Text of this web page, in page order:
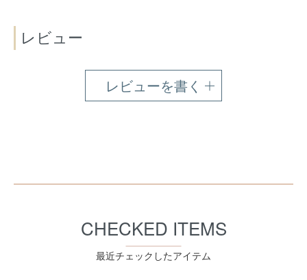
レビュー
レビューを書く
CHECKED ITEMS
最近チェックしたアイテム